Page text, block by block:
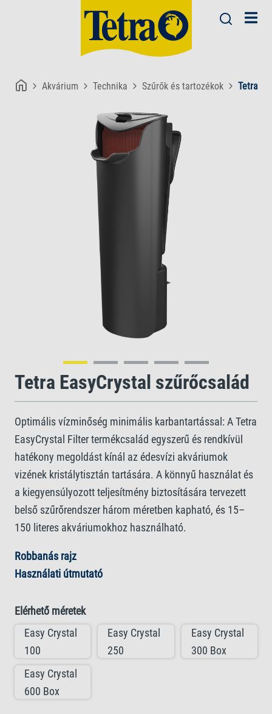
Akvárium Technika Szűrők és tartozékok Tetra
Tetra EasyCrystal szűrőcsalád
Optimális vízminőség minimális karbantartással: A Tetra
EasyCrystal Filter termékcsalád egyszerű és rendkívül
hatékony megoldást kínál az édesvízi akváriumok
vizének kristálytisztán tartására. A könnyű használat és
a kiegyensúlyozott teljesítmény biztosítására tervezett
belső szűrőrendszer három méretben kapható, és 15–
150 literes akváriumokhoz használható.
Robbanás rajz
Használati útmutató
Elérhető méretek
Easy Crystal
100
Easy Crystal
250
Easy Crystal
300 Box
Easy Crystal
600 Box